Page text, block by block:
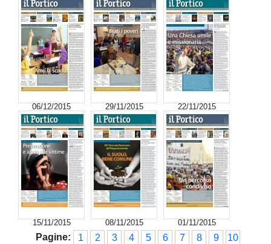
06/12/2015 29/11/2015 22/11/2015
15/11/2015 08/11/2015 01/11/2015
Pagine: 1 2 3 4 5 6 7 8 9
10